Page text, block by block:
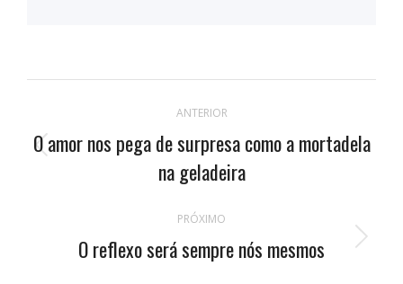
de
ANTERIOR
Publicação
anterior:
O amor nos pega de surpresa como a mortadela
na geladeira
PRÓXIMO
Próximo
O reflexo será sempre nós mesmos